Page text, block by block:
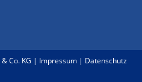
Co. KG | Impressum | Datenschutz